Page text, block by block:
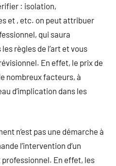
: isolation,
et , etc. on peut attribuer
qui saura
règles de l’art et vous
En effet, le prix de
nombreux facteurs, à
d’implication dans les
n’est pas une démarche à
l’intervention d’un
En effet, les